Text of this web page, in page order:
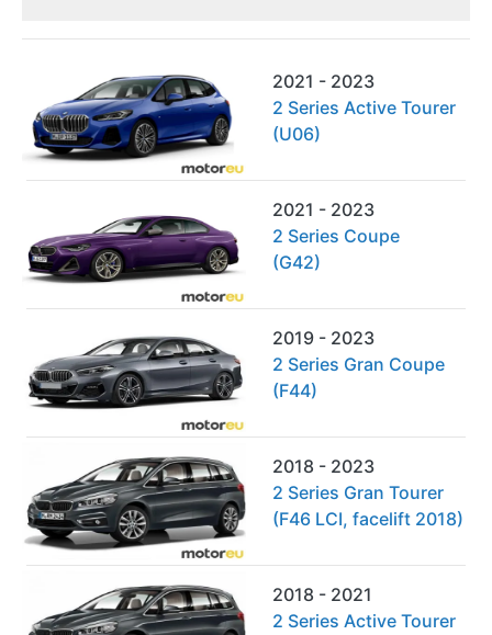
2021 - 2023
2 Series Active Tourer
(U06)
2021 - 2023
2 Series Coupe
(G42)
2019 - 2023
2 Series Gran Coupe
(F44)
2018 - 2023
2 Series Gran Tourer
(F46 LCI, facelift 2018)
2018 - 2021
2 Series Active Tourer